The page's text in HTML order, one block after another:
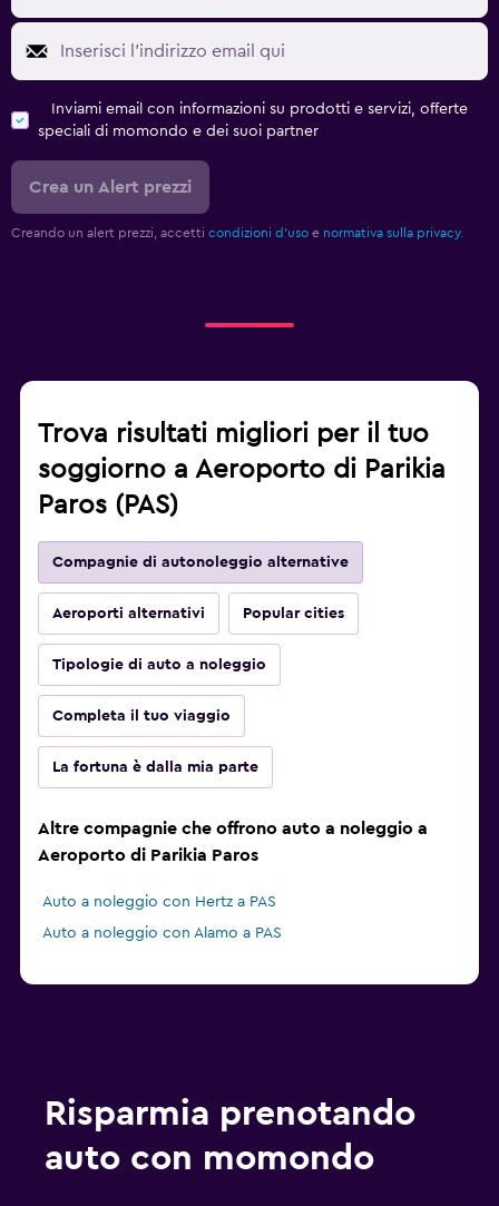
Inviami email con informazioni su prodotti e servizi, offerte
speciali di momondo e dei suoi partner
Crea un Alert prezzi
Creando un alert prezzi, accetti condizioni d'uso e normativa sulla privacy.
Trova risultati migliori per il tuo
soggiorno a Aeroporto di Parikia
Paros (PAS)
Compagnie di autonoleggio alternative
Aeroporti alternativi Popular cities
Tipologie di auto a noleggio
Completa il tuo viaggio
La fortuna è dalla mia parte
Altre compagnie che offrono auto a noleggio a
Aeroporto di Parikia Paros
Auto a noleggio con Hertz a PAS
Auto a noleggio con Alamo a PAS
Risparmia prenotando
auto con momondo